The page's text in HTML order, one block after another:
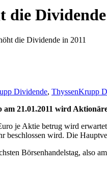
die
die Dividende in 2011
Dividende, ThyssenKrupp
21.01.2011 wird
je Aktie betrug wird
beschlossen wird. Die
Börsenhandelstag, also